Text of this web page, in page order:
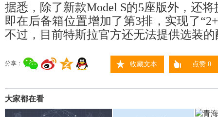
据悉，除了新款Model S的5座版外，还
即在后备箱位置增加了第3排，实现了
不过，目前特斯拉官方还无法提供选装
分享： 收藏文本 点赞0
大家都在看